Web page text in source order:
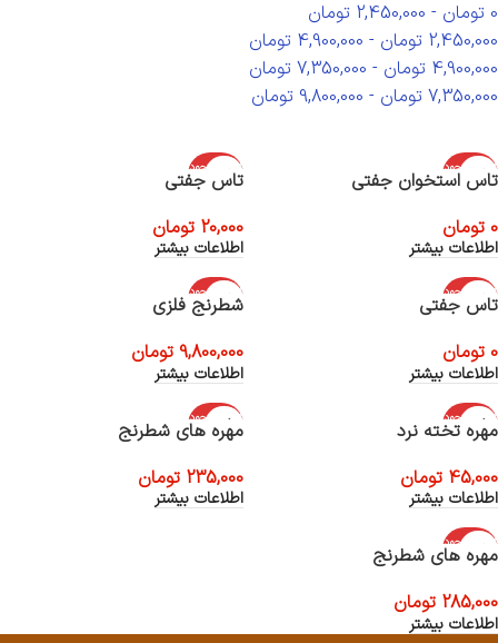
0 تومان -
2,450,000 تومان
2,450,000 تومان -
4,900,000 تومان
4,900,000 تومان -
7,350,000 تومان
7,350,000 تومان -
9,800,000 تومان
اتمام موجود
ی
تاس استخوان جفتی
0 تومان
اطلاعات بیشتر
اتمام موجود
ی
تاس جفتی
20,000 تومان
اطلاعات بیشتر
اتمام موجود
ی
تاس جفتی
0 تومان
اطلاعات بیشتر
اتمام موجود
ی
شطرنج فلزی
9,800,000 تومان
اطلاعات بیشتر
اتمام موجود
ی
مهره تخته نرد
45,000 تومان
اطلاعات بیشتر
اتمام موجود
ی
مهره های شطرنج
235,000 تومان
اطلاعات بیشتر
اتمام موجود
ی
مهره های شطرنج
285,000 تومان
اطلاعات بیشتر